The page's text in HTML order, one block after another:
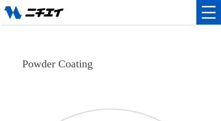
Powder Coating